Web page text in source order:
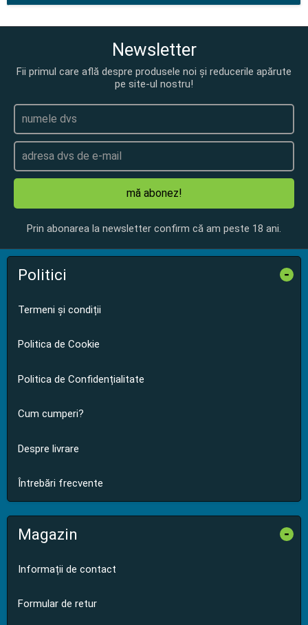
Newsletter
Fii primul care află despre produsele noi și reducerile apărute
pe site-ul nostru!
mă abonez!
Prin abonarea la newsletter confirm că am peste 18 ani.
Politici -
Termeni și condiții
Politica de Cookie
Politica de Confidențialitate
Cum cumperi?
Despre livrare
Întrebări frecvente
Magazin -
Informații de contact
Formular de retur